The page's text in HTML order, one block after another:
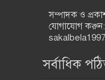
সম্পাদক ও
যোগাযোগ
সর্বাধিক